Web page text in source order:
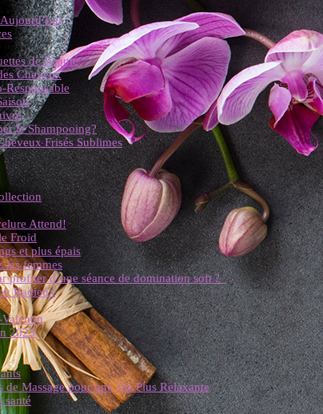
de Beauté
Cheveux
Responsable
le Shampooing?
Frisés Sublimes
Attend!
Froid
et plus épais
les femmes
profiter d’une séance de domination soft ?
Radieux
2023
Massage pour une Vie Plus Relaxante
santé